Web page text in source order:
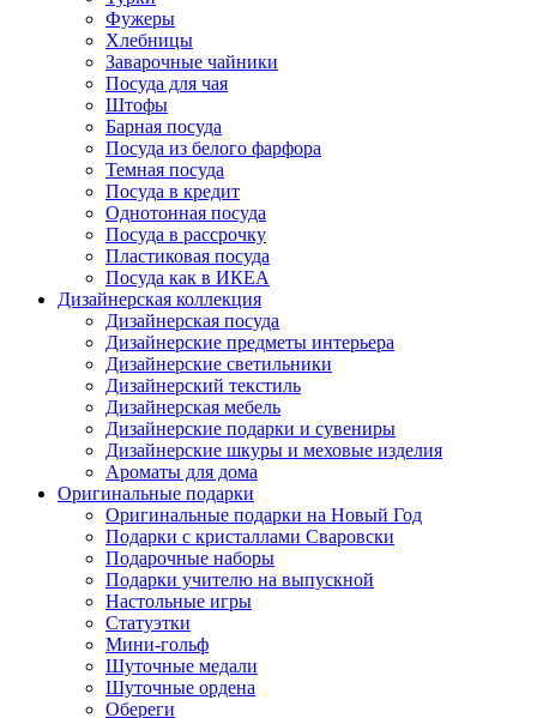
Фужеры
Хлебницы
Заварочные чайники
Посуда для чая
Штофы
Барная посуда
Посуда из белого фарфора
Темная посуда
Посуда в кредит
Однотонная посуда
Посуда в рассрочку
Пластиковая посуда
Посуда как в ИКЕА
Дизайнерская коллекция
Дизайнерская посуда
Дизайнерские предметы интерьера
Дизайнерские светильники
Дизайнерский текстиль
Дизайнерская мебель
Дизайнерские подарки и сувениры
Дизайнерские шкуры и меховые изделия
Ароматы для дома
Оригинальные подарки
Оригинальные подарки на Новый Год
Подарки с кристаллами Сваровски
Подарочные наборы
Подарки учителю на выпускной
Настольные игры
Статуэтки
Мини-гольф
Шуточные медали
Шуточные ордена
Обереги